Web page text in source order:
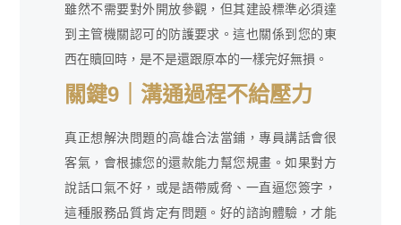
雖然不需要對外開放參觀，但其建設標準必須達
到主管機關認可的防護要求。這也關係到您的東
西在贖回時，是不是還跟原本的一樣完好無損。
關鍵9｜溝通過程不給壓力
真正想解決問題的高雄合法當鋪，專員講話會很
客氣，會根據您的還款能力幫您規畫。如果對方
說話口氣不好，或是語帶威脅、一直逼您簽字，
這種服務品質肯定有問題。好的諮詢體驗，才能